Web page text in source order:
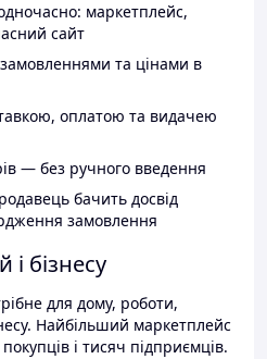
маркетплейс,
сайт
та цінами в
оплатою та видачею
— без ручного введення
бачить досвід
замовлення
бізнесу
для дому, роботи,
Найбільший маркетплейс
і тисяч підприємців.